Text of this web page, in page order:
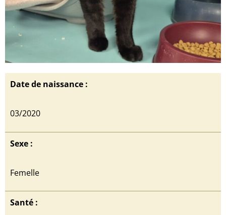
Date de naissance :
03/2020
Sexe :
Femelle
Santé :